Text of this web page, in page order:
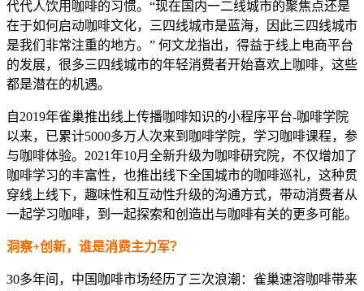
代代人饮用咖啡的习惯。“现在国内一二线城市的聚焦点还是
在于如何启动咖啡文化，三四线城市是蓝海，因此三四线城市
是我们非常注重的地方。” 何文龙指出，得益于线上电商平台
的发展，很多三四线城市的年轻消费者开始喜欢上咖啡，这些
都是潜在的机遇。
自2019年雀巢推出线上传播咖啡知识的小程序平台-咖啡学院
以来，已累计5000多万人次来到咖啡学院，学习咖啡课程，参
与咖啡体验。2021年10月全新升级为咖啡研究院，不仅增加了
咖啡学习的丰富性，也推出线下全国城市的咖啡巡礼，这种贯
穿线上线下，趣味性和互动性升级的沟通方式，带动消费者从
一起学习咖啡，到一起探索和创造出与咖啡有关的更多可能。
洞察+创新，谁是消费主力军？
30多年间，中国咖啡市场经历了三次浪潮：雀巢速溶咖啡带来